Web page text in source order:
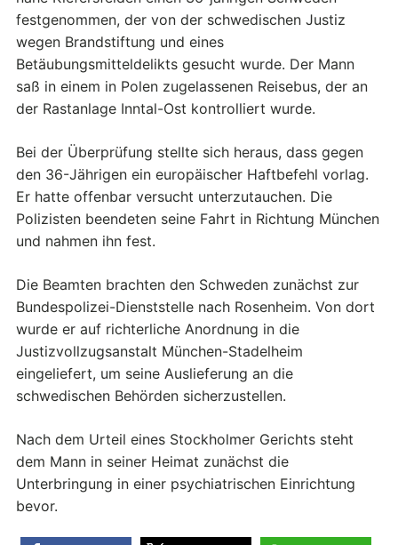
festgenommen, der von der schwedischen Justiz
wegen Brandstiftung und eines
Betäubungsmitteldelikts gesucht wurde. Der Mann
saß in einem in Polen zugelassenen Reisebus, der an
der Rastanlage Inntal-Ost kontrolliert wurde.
Bei der Überprüfung stellte sich heraus, dass gegen
den 36-Jährigen ein europäischer Haftbefehl vorlag.
Er hatte offenbar versucht unterzutauchen. Die
Polizisten beendeten seine Fahrt in Richtung München
und nahmen ihn fest.
Die Beamten brachten den Schweden zunächst zur
Bundespolizei-Dienststelle nach Rosenheim. Von dort
wurde er auf richterliche Anordnung in die
Justizvollzugsanstalt München-Stadelheim
eingeliefert, um seine Auslieferung an die
schwedischen Behörden sicherzustellen.
Nach dem Urteil eines Stockholmer Gerichts steht
dem Mann in seiner Heimat zunächst die
Unterbringung in einer psychiatrischen Einrichtung
bevor.